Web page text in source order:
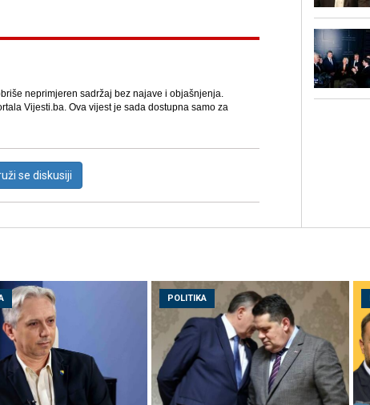
neprimjeren sadržaj bez najave i objašnjenja.
Vijesti.ba. Ova vijest je sada dostupna samo za
se diskusiji
POLITIKA